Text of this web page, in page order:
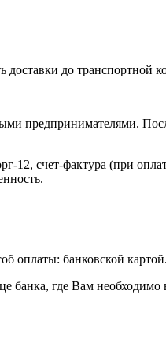
до транспортной
предпринимателями.
12, счет-фактура (при
оплаты: банковской картой.
банка, где Вам